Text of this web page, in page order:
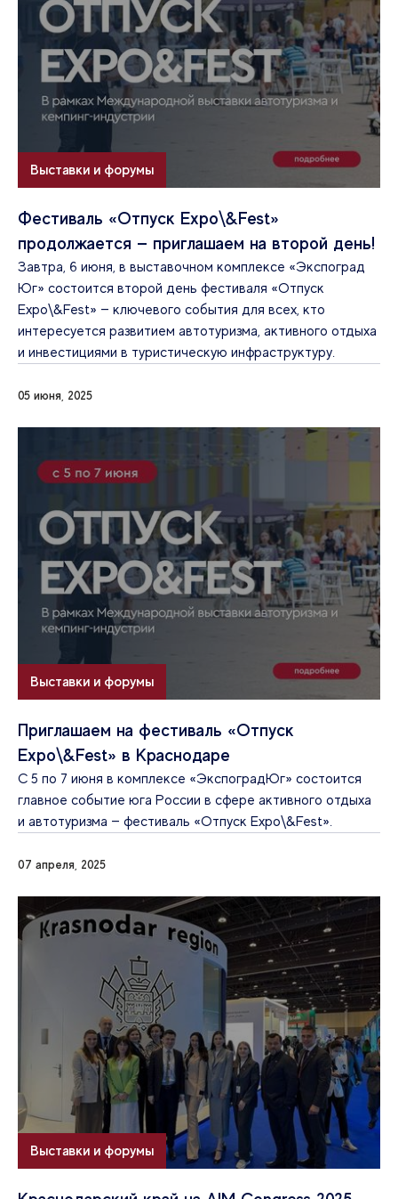
Выставки и форумы
Фестиваль «Отпуск Expo\&Fest»
продолжается — приглашаем на второй день!
Завтра, 6 июня, в выставочном комплексе «Экспоград
Юг» состоится второй день фестиваля «Отпуск
Expo\&Fest» — ключевого события для всех, кто
интересуется развитием автотуризма, активного отдыха
и инвестициями в туристическую инфраструктуру.
05 июня, 2025
Выставки и форумы
Приглашаем на фестиваль «Отпуск
Expo\&Fest» в Краснодаре
С 5 по 7 июня в комплексе «ЭкспоградЮг» состоится
главное событие юга России в сфере активного отдыха
и автотуризма — фестиваль «Отпуск Expo\&Fest».
07 апреля, 2025
Выставки и форумы